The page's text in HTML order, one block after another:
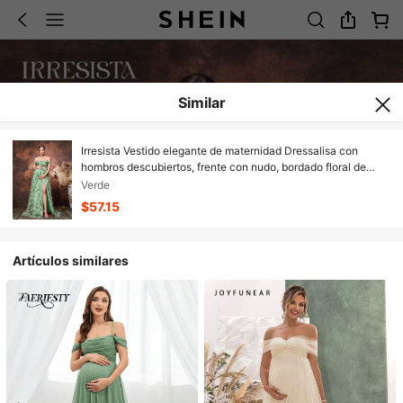
Similar
Irresista Vestido elegante de maternidad Dressalisa con
hombros descubiertos, frente con nudo, bordado floral de
malla y abertura en el bajo del muslo
Verde
$57.15
Artículos similares